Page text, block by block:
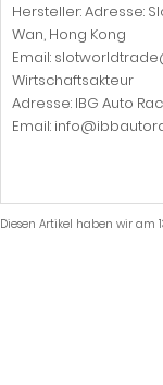
Hersteller: Adresse:
Wan, Hong Kong
Email:
Wirtschaftsakteur
Adresse: IBG Auto
Email:
Diesen Artikel haben wir am